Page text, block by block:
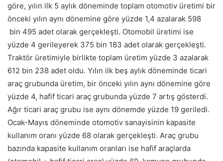
göre, yılın ilk 5 aylık döneminde toplam otomotiv üretimi bir
önceki yılın aynı dönemine göre yüzde 1,4 azalarak 598
bin 495 adet olarak gerçekleşti. Otomobil üretimi ise
yüzde 4 gerileyerek 375 bin 183 adet olarak gerçekleşti.
Traktör üretimiyle birlikte toplam üretim yüzde 3 azalarak
612 bin 238 adet oldu. Yılın ilk beş aylık döneminde ticari
araç grubunda üretim, bir önceki yılın aynı dönemine göre
yüzde 4, hafif ticari araç grubunda yüzde 7 artış gösterdi.
Ağır ticari araç grubu ise aynı dönemde yüzde 19 geriledi.
Ocak-Mayıs döneminde otomotiv sanayisinin kapasite
kullanım oranı yüzde 68 olarak gerçekleşti. Araç grubu
bazında kapasite kullanım oranları ise hafif araçlarda